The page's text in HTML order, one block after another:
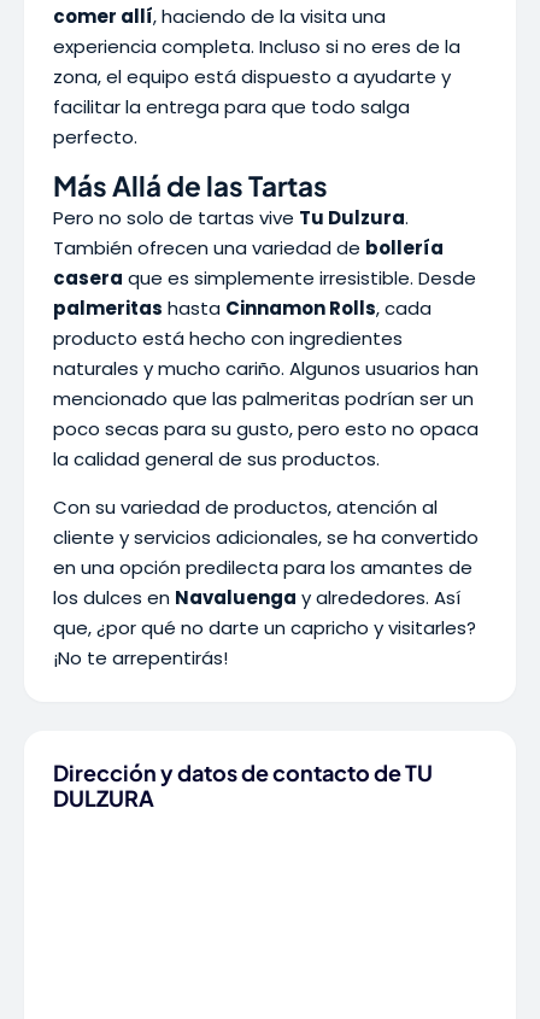
comer allí, haciendo de la visita una
experiencia completa. Incluso si no eres de la
zona, el equipo está dispuesto a ayudarte y
facilitar la entrega para que todo salga
perfecto.
Más Allá de las Tartas
Pero no solo de tartas vive Tu Dulzura.
También ofrecen una variedad de bollería
casera que es simplemente irresistible. Desde
palmeritas hasta Cinnamon Rolls, cada
producto está hecho con ingredientes
naturales y mucho cariño. Algunos usuarios han
mencionado que las palmeritas podrían ser un
poco secas para su gusto, pero esto no opaca
la calidad general de sus productos.
Con su variedad de productos, atención al
cliente y servicios adicionales, se ha convertido
en una opción predilecta para los amantes de
los dulces en Navaluenga y alrededores. Así
que, ¿por qué no darte un capricho y visitarles?
¡No te arrepentirás!
Dirección y datos de contacto de TU
DULZURA